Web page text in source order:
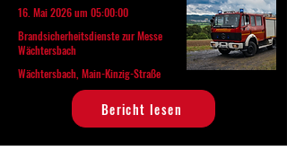
16. Mai 2026 um 05:00:00
Brandsicherheitsdienste zur Messe
Wächtersbach
Wächtersbach, Main-Kinzig-Straße
Bericht lesen